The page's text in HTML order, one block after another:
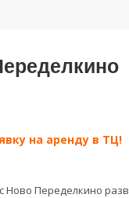
на аренду в ТЦ!
Ново Переделкино